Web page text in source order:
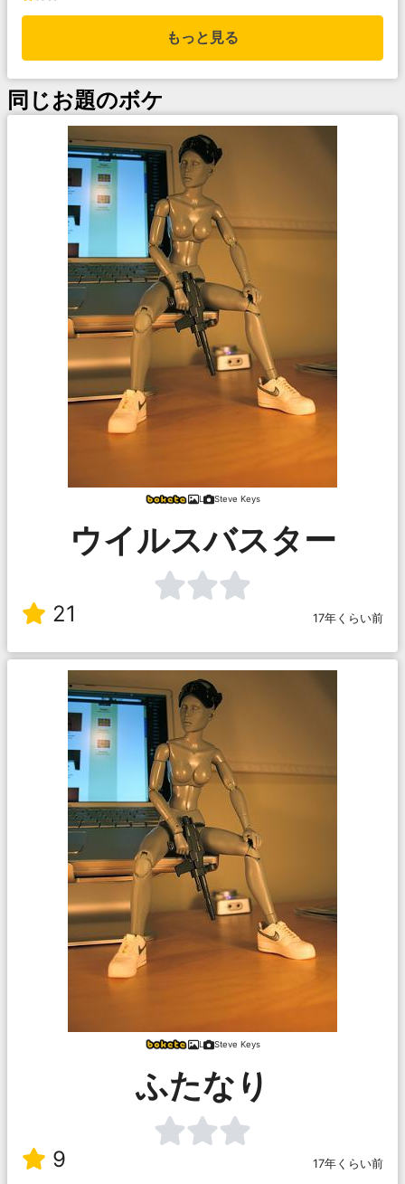
もっと見る
同じお題のボケ
L Steve Keys
ウイルスバスター
21 17年くらい前
L Steve Keys
ふたなり
9 17年くらい前